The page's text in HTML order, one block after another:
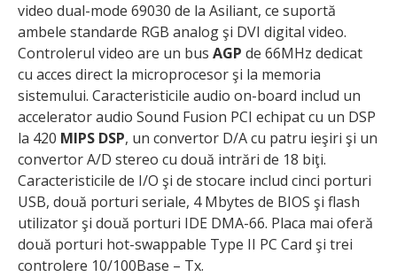
video dual-mode 69030 de la Asiliant, ce suportă
ambele standarde RGB analog şi DVI digital video.
Controlerul video are un bus AGP de 66MHz dedicat
cu acces direct la microprocesor şi la memoria
sistemului. Caracteristicile audio on-board includ un
accelerator audio Sound Fusion PCI echipat cu un DSP
la 420 MIPS DSP, un convertor D/A cu patru ieşiri şi un
convertor A/D stereo cu două intrări de 18 biţi.
Caracteristicile de I/O şi de stocare includ cinci porturi
USB, două porturi seriale, 4 Mbytes de BIOS şi flash
utilizator şi două porturi IDE DMA-66. Placa mai oferă
două porturi hot-swappable Type II PC Card şi trei
controlere 10/100Base – Tx.